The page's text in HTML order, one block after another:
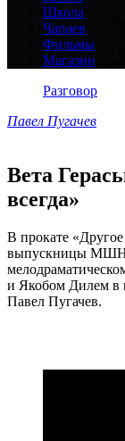
Школа
Чапаев
Фильмы
Магазин
Разговор
Павел Пугачев
Вета
всегда»
В прокате
выпускницы
и Якобом Дилем в
Павел Пугачев.